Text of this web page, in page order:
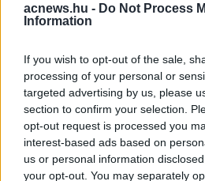
acnews.hu - Do Not Process
Information
If you wish to opt-out of the sale,
processing of your personal or
targeted advertising by us, please
section to confirm your selection.
opt-out request is processed you
interest-based ads based on
us or personal information
your opt-out. You may separately